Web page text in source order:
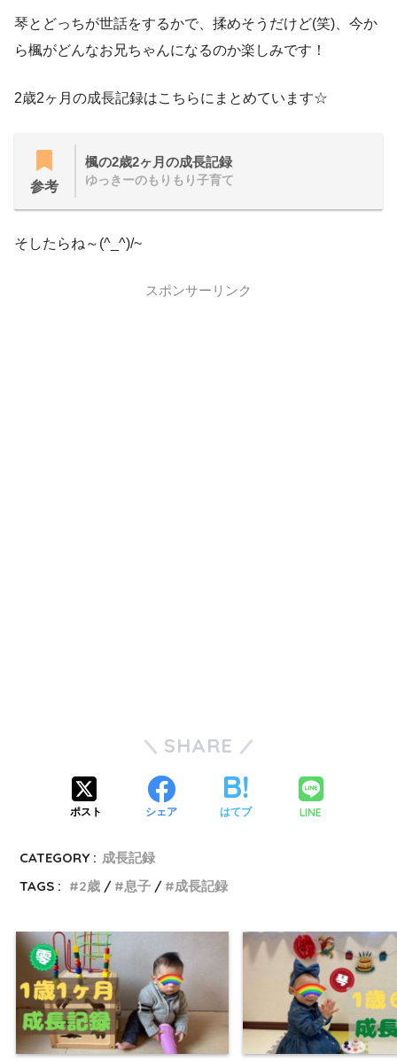
琴とどっちが世話をするかで、揉めそうだけど(笑)、今か
ら楓がどんなお兄ちゃんになるのか楽しみです！
2歳2ヶ月の成長記録はこちらにまとめています☆
参考
楓の2歳2ヶ月の成長記録
ゆっきーのもりもり子育て
そしたらね～(^_^)/~
スポンサーリンク
SHARE
ポスト シェア はてブ LINE
CATEGORY : 成長記録
TAGS :
2歳 息子 成長記録